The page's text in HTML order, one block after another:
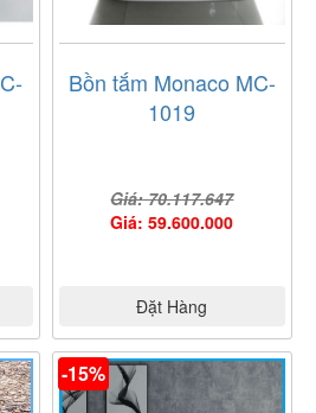
Bồn tắm Monaco MC-
1019
Giá: 70.117.647
Giá: 59.600.000
Đặt Hàng
-15%